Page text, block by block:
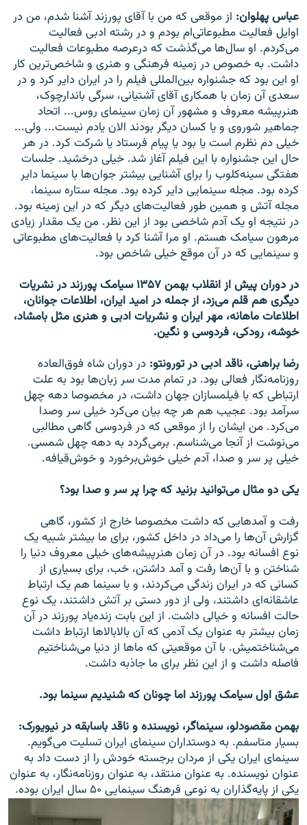
عباس پهلوان: از موقعی که من با آقای پورزند آشنا شدم، من در
اوایل فعالیت مطبوعاتی‌ام بودم و در رشته ادبی فعالیت
می‌کردم. او سال‌ها می‌گذشت که درعرصه مطبوعات فعالیت
داشت. به خصوص در زمینه فرهنگی و هنری و شاخص‌ترین کار
او این بود که جشنواره بین‌المللی فیلم را در ایران دایر کرد و در
سعدی آن زمان با همکاری آقای آشتیانی، سرگی باندارچوک،
هنرپیشه معروف و مشهور آن زمان سینمای روس... اتحاد
جماهیر شوروی و یا کسان دیگر بودند الان یادم نیست... ولی...
خیلی دم نظرم است یا بود یا پیام فرستاد یا شرکت کرد. در هر
حال این جشنواره با این فیلم آغاز شد. خیلی درخشید. جلسات
هفتگی سینه‌کلوب را برای آشنایی بیشتر جوان‌ها با سینما دایر
کرده بود. مجله سینمایی دایر کرده بود. مجله ستاره سینما،
مجله آتش و همین طور فعالیت‌های دیگر که در این زمینه بود.
در نتیجه او یک آدم شاخصی بود از این نظر. من یک مقدار زیادی
مرهون سیامک هستم. او مرا آشنا کرد با فعالیت‌های مطبوعاتی
و سینمایی که در آن موقع خیلی شاخص بود.
در دوران پیش از انقلاب بهمن ۱۳۵۷ سیامک پورزند در نشریات
دیگری هم قلم می‌زد، از جمله در امید ایران، اطلاعات جوانان،
اطلاعات ماهانه، مهر ایران و نشریات ادبی و هنری مثل بامشاد،
خوشه، رودکی، فردوسی و نگین.
رضا براهنی، ناقد ادبی در تورونتو: در دوران شاه فوق‌العاده
روزنامه‌نگار فعالی بود. در تمام مدت سر زبان‌ها بود به علت
ارتباطی که با فیلمسازان جهان داشت، در مخصوصا دهه چهل
سرآمد بود. عجیب هم هر چه بیان می‌کرد خیلی سر وصدا
می‌کرد. من ایشان را از موقعی که در فردوسی گاهی مطالبی
می‌نوشت از آنجا می‌شناسم. برمی‌گردد به دهه چهل شمسی.
خیلی پر سر و صدا، آدم خیلی خوش‌برخورد و خوش‌قیافه.
یکی دو مثال می‌توانید بزنید که چرا پر سر و صدا بود؟
رفت و آمدهایی که داشت مخصوصا خارج از کشور، گاهی
گزارش آن‌ها را می‌داد در داخل کشور، برای ما بیشتر شبیه یک
نوع افسانه بود. در آن زمان هنرپیشه‌های خیلی معروف دنیا را
شناختن و با آن‌ها رفت و آمد داشتن، خب، برای بسیاری از
کسانی که در ایران زندگی می‌کردند، و با سینما هم یک ارتباط
عاشقانه‌ای داشتند، ولی از دور دستی بر آتش داشتند، یک نوع
حالت افسانه و خیالی داشت. از این بابت زنده‌یاد پورزند در آن
زمان بیشتر به عنوان یک آدمی که آن بالابالا‌ها ارتباط داشت
می‌شناختمیش. با آن موقعیتی که ما‌ها از دنیا می‌شناختیم
فاصله داشت و از این نظر برای ما جاذبه داشت.
عشق اول سیامک پورزند اما چونان که شنیدیم سینما بود.
بهمن مقصودلو، سینماگر، نویسنده و ناقد باسابقه در نیویورک:
بسیار متاسفم. به دوستداران سینمای ایران تسلیت می‌گویم.
سینمای ایران یکی از مردان برجسته خودش را از دست داد به
عنوان نویسنده. به عنوان منتقد، به عنوان روزنامه‌نگار، به عنوان
یکی از پایه‌گذاران به نوعی فرهنگ سینمایی ۵۰ سال ایران بوده.